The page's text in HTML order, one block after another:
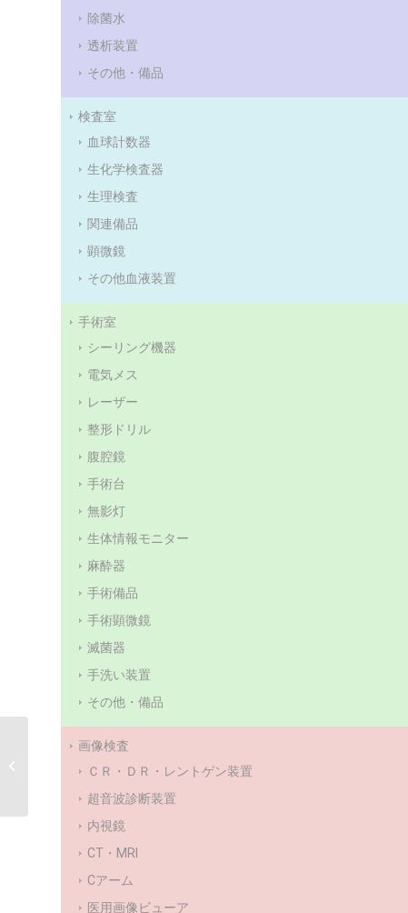
除菌水
透析装置
その他・備品
検査室
血球計数器
生化学検査器
生理検査
関連備品
顕微鏡
その他血液装置
手術室
シーリング機器
電気メス
レーザー
整形ドリル
腹腔鏡
手術台
無影灯
生体情報モニター
麻酔器
手術備品
手術顕微鏡
滅菌器
手洗い装置
その他・備品
画像検査
ＣＲ・ＤＲ・レントゲン装置
超音波診断装置
内視鏡
CT・MRI
Cアーム
医用画像ビューア
LED 処置灯 デネブ LED